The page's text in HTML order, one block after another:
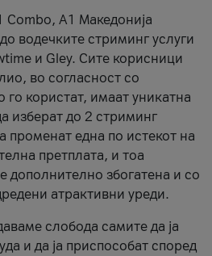
Combo, А1 Македонија
водечките стриминг услуги
и Gley. Сите корисници
во согласност со
користат, имаат уникатна
изберат до 2 стриминг
променат една по истекот на
претплата, и тоа
дополнително збогатена и со
атрактивни уреди.
слобода самите да ја
и да ја приспособат според